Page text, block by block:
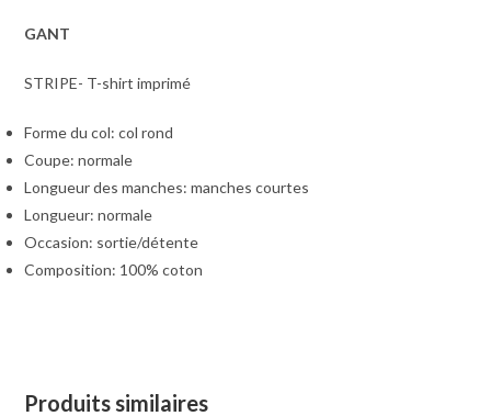
GANT
STRIPE- T-shirt imprimé
Forme du col: col rond
Coupe: normale
Longueur des manches: manches courtes
Longueur: normale
Occasion: sortie/détente
Composition: 100% coton
Produits similaires